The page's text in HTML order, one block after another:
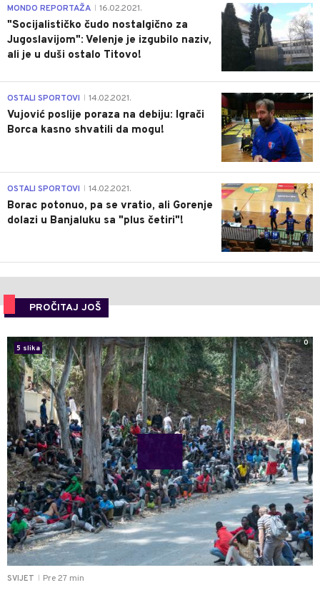
4
MONDO REPORTAŽA 16.02.2021.
"Socijalističko čudo nostalgično za
Jugoslavijom": Velenje je izgubilo naziv,
ali je u duši ostalo Titovo!
1
OSTALI SPORTOVI 14.02.2021.
Vujović poslije poraza na debiju: Igrači
Borca kasno shvatili da mogu!
3
OSTALI SPORTOVI 14.02.2021.
Borac potonuo, pa se vratio, ali Gorenje
dolazi u Banjaluku sa "plus četiri"!
PROČITAJ JOŠ
SVIJET Pre 27 min
5 slika
0